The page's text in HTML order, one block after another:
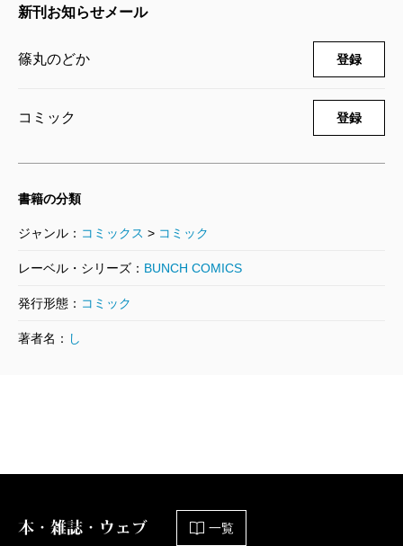
篠丸のどか／著
篠丸のどか／著
792円
うどんの国の金色毛鞠 6巻
うどんの国の金色毛鞠 4巻
新刊お知らせメール
篠丸のどか 登録
コミック 登録
書籍の分類
ジャンル： コミックス > コミック
レーベル・シリーズ： BUNCH COMICS
発行形態： コミック
著者名： し
本・雑誌・ウェブ 一覧